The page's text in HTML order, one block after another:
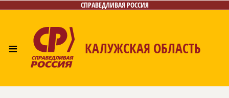
СПРАВЕДЛИВАЯ РОССИЯ
≡ КАЛУЖСКАЯ ОБЛАСТЬ